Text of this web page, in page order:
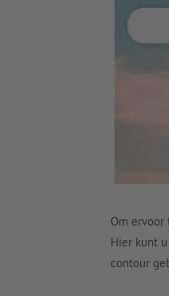
Om
Hier kunt
contour